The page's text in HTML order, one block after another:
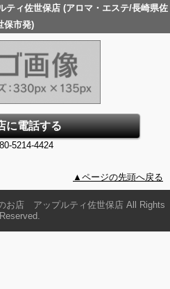
ィ佐世保店 (アロマ・エステ/長崎県佐
保市発)
に電話する
5214-4424
▲ページの先頭へ戻る
お店 アップルティ佐世保店 All Rights
Reserved.